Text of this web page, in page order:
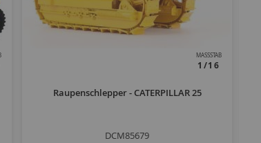
MASSSTAB
1/16
Raupenschlepper - CATERPILLAR 25
DCM85679